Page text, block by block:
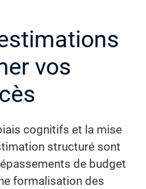
vos
cognitifs et la mise
structuré sont
de budget
formalisation des